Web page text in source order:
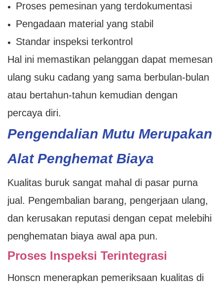
Proses pemesinan yang terdokumentasi
Pengadaan material yang stabil
Standar inspeksi terkontrol
Hal ini memastikan pelanggan dapat memesan
ulang suku cadang yang sama berbulan-bulan
atau bertahun-tahun kemudian dengan
percaya diri.
Pengendalian Mutu Merupakan
Alat Penghemat Biaya
Kualitas buruk sangat mahal di pasar purna
jual. Pengembalian barang, pengerjaan ulang,
dan kerusakan reputasi dengan cepat melebihi
penghematan biaya awal apa pun.
Proses Inspeksi Terintegrasi
Honscn menerapkan pemeriksaan kualitas di